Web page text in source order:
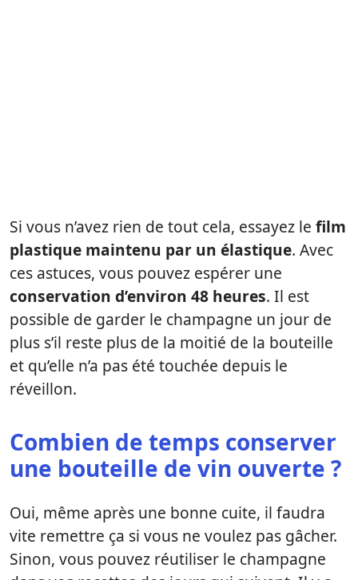
Si vous n’avez rien de tout cela, essayez le film
plastique maintenu par un élastique. Avec
ces astuces, vous pouvez espérer une
conservation d’environ 48 heures. Il est
possible de garder le champagne un jour de
plus s’il reste plus de la moitié de la bouteille
et qu’elle n’a pas été touchée depuis le
réveillon.
Combien de temps conserver
une bouteille de vin ouverte ?
Oui, même après une bonne cuite, il faudra
vite remettre ça si vous ne voulez pas gâcher.
Sinon, vous pouvez réutiliser le champagne